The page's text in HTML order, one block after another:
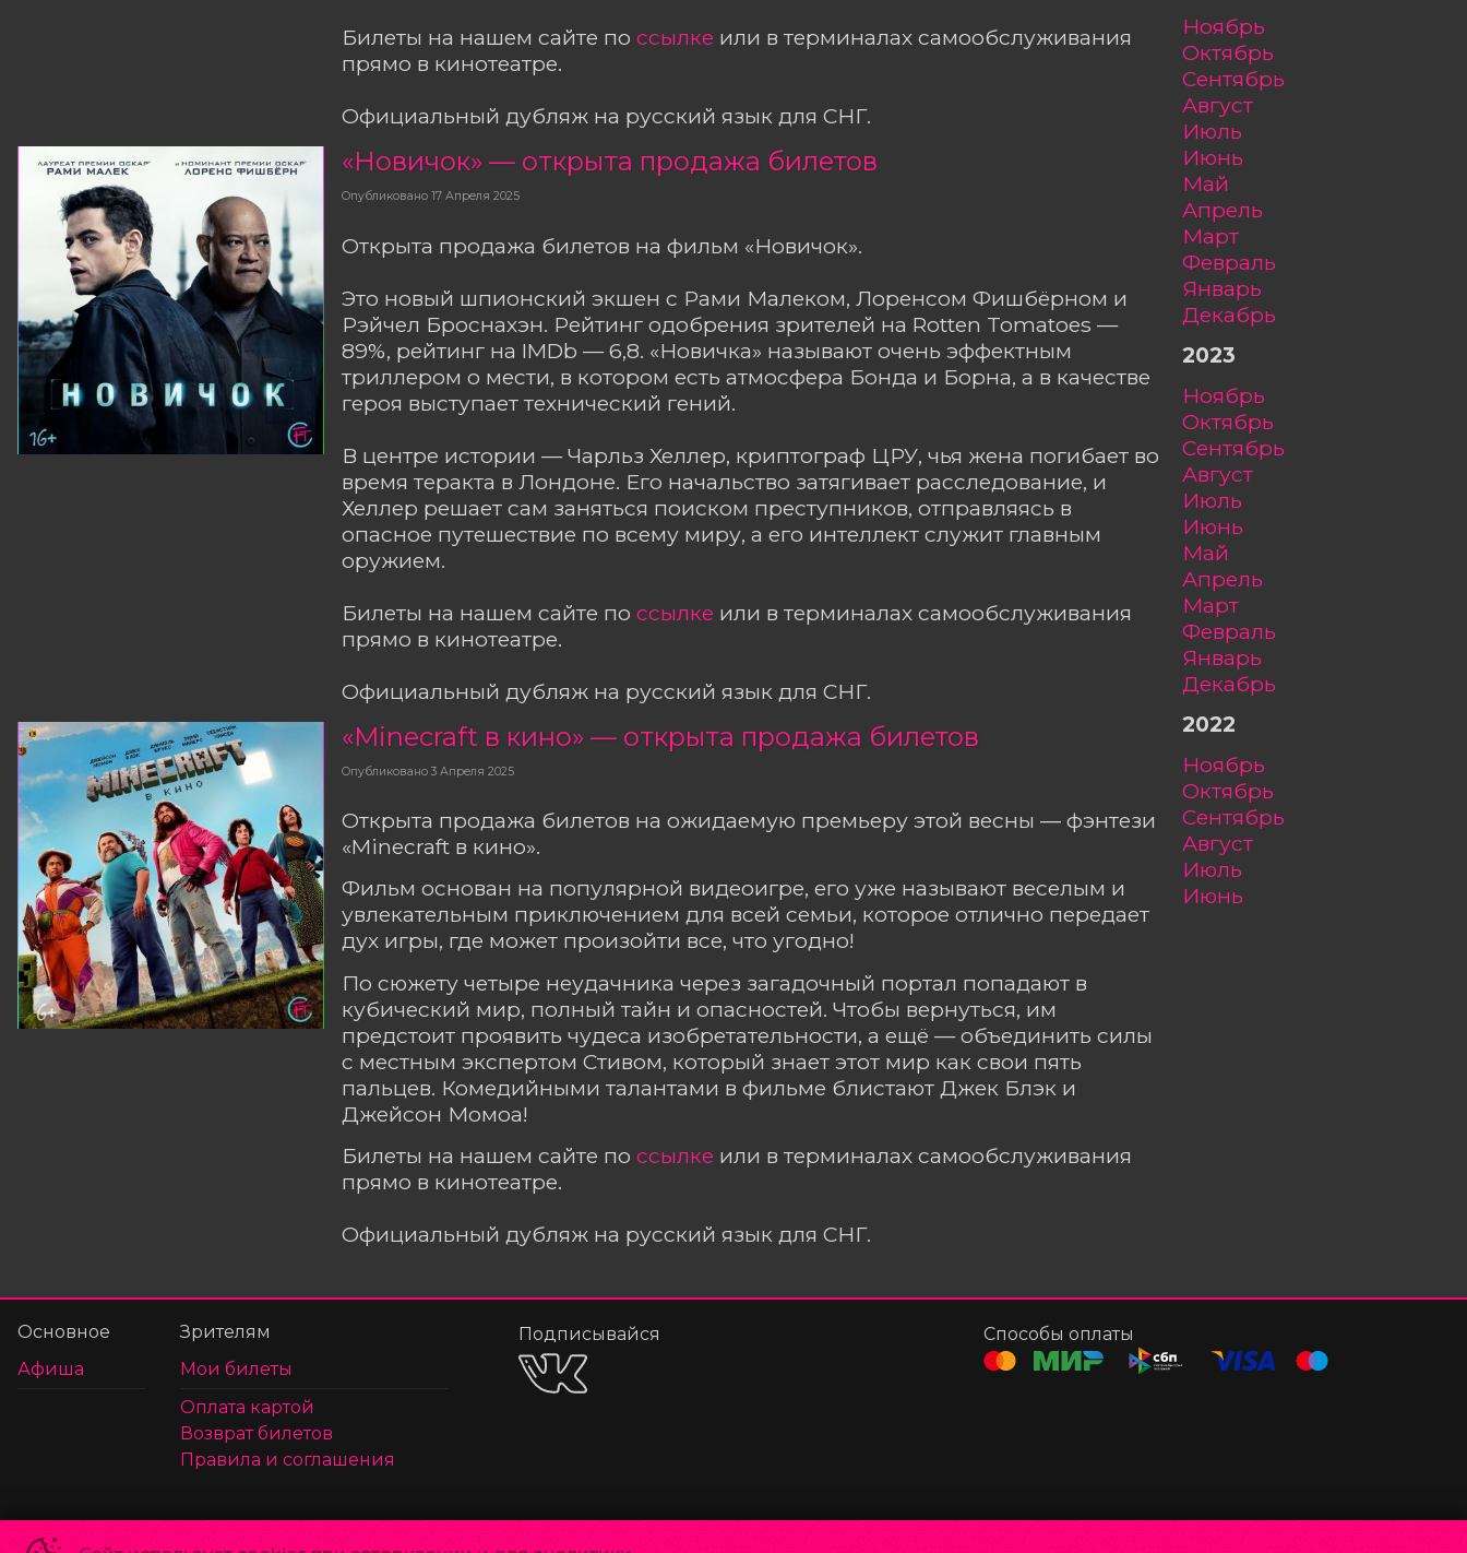
Билеты на нашем сайте поссылке или в терминалах самообслуживания
прямо в кинотеатре.
Официальный дубляж на русский язык для СНГ.
«Новичок» — открыта продажа билетов
Опубликовано 17 Апреля 2025
Открыта продажа билетов на фильм «Новичок».
Это новый шпионский экшен с Рами Малеком, Лоренсом Фишбёрном и
Рэйчел Броснахэн. Рейтинг одобрения зрителей на Rotten Tomatoes —
89%, рейтинг на IMDb — 6,8. «Новичка» называют очень эффектным
триллером о мести, в котором есть атмосфера Бонда и Борна, а в качестве
героя выступает технический гений.
В центре истории — Чарльз Хеллер, криптограф ЦРУ, чья жена погибает во
время теракта в Лондоне. Его начальство затягивает расследование, и
Хеллер решает сам заняться поиском преступников, отправляясь в
опасное путешествие по всему миру, а его интеллект служит главным
оружием.
Билеты на нашем сайте поссылке или в терминалах самообслуживания
прямо в кинотеатре.
Официальный дубляж на русский язык для СНГ.
«Minecraft в кино» — открыта продажа билетов
Опубликовано 3 Апреля 2025
Открыта продажа билетов на ожидаемую премьеру этой весны ― фэнтези
«Minecraft в кино».
Фильм основан на популярной видеоигре, его уже называют веселым и
увлекательным приключением для всей семьи, которое отлично передает
дух игры, где может произойти все, что угодно!
По сюжету четыре неудачника через загадочный портал попадают в
кубический мир, полный тайн и опасностей. Чтобы вернуться, им
предстоит проявить чудеса изобретательности, а ещё — объединить силы
с местным экспертом Стивом, который знает этот мир как свои пять
пальцев. Комедийными талантами в фильме блистают Джек Блэк и
Джейсон Момоа!
Билеты на нашем сайте поссылке или в терминалах самообслуживания
прямо в кинотеатре.
Официальный дубляж на русский язык для СНГ.
ноябрь
октябрь
сентябрь
август
июль
июнь
май
апрель
март
февраль
январь
декабрь
2023
ноябрь
октябрь
сентябрь
август
июль
июнь
май
апрель
март
февраль
январь
декабрь
2022
ноябрь
октябрь
сентябрь
август
июль
июнь
Основное
Афиша
Зрителям
Мои билеты
Оплата картой
Возврат билетов
Правила и соглашения
Политика конфиденциальности
Подписывайся Способы оплаты